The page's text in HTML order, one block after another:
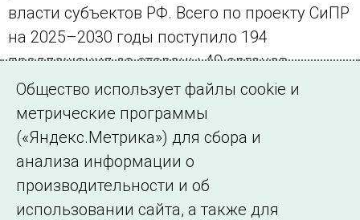
власти субъектов РФ. Всего по проекту СиПР
на 2025–2030 годы поступило 194
предложения со стороны 40 органов
исполнительной власти. При доработке
документа было учтено или учтено частично
19,6 %.
← Все публикации
Общество использует файлы cookie и
метрические программы
(«Яндекс.Метрика») для сбора и
анализа информации о
производительности и об
использовании сайта, а также для